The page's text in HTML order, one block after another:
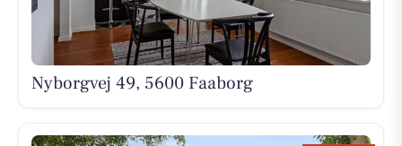
Nyborgvej 49, 5600 Faaborg